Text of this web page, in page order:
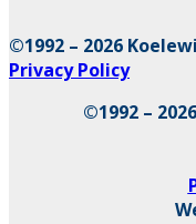
©1992 – 2026
Privacy Policy
©1992 –